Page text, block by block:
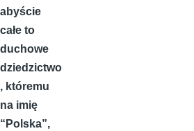
abyście
całe to
duchowe
dziedzictwo
, któremu
na imię
“Polska”,